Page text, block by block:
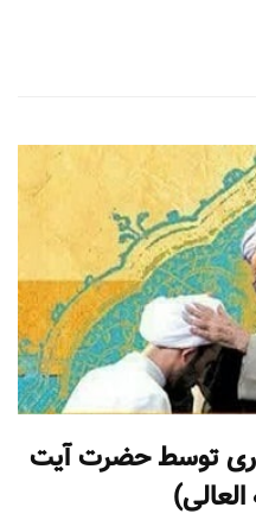
توسط حضرت آیت